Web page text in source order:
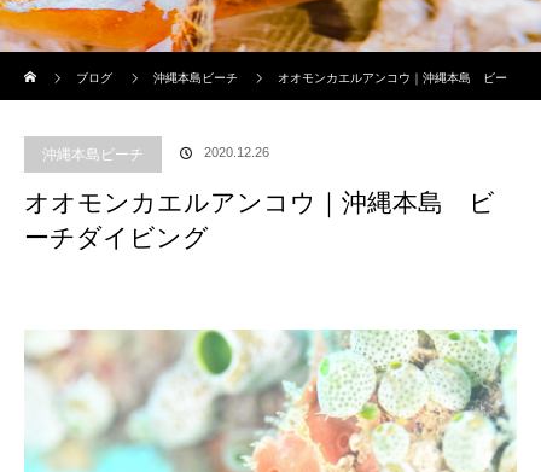
ブログ
沖縄本島ビーチ オオモンカエルアンコウ｜沖縄本島 ビー
沖縄本島ビーチ 2020.12.26
オオモンカエルアンコウ｜沖縄本島 ビ
ーチダイビング